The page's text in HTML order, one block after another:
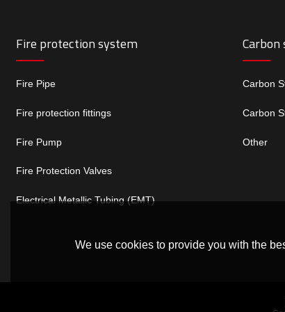
Fire protection system
Fire Pipe
Fire protection fittings
Fire Pump
Fire Protection Valves
Electrical Metallic Tubing (EMT)
Carbon
Carbon
Other
We use cookies to provide you with the